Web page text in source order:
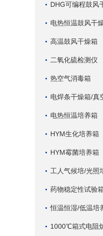
DHG可编程鼓风
电热恒温鼓风干
高温鼓风干燥箱
二氧化硫检测仪
热空气消毒箱
电焊条干燥箱/真
电热恒温培养箱
HYM生化培养箱
HYM霉菌培养箱
工人气候培/光照
药物稳定性试验
恒温恒湿/低温培
1000℃箱式电阻